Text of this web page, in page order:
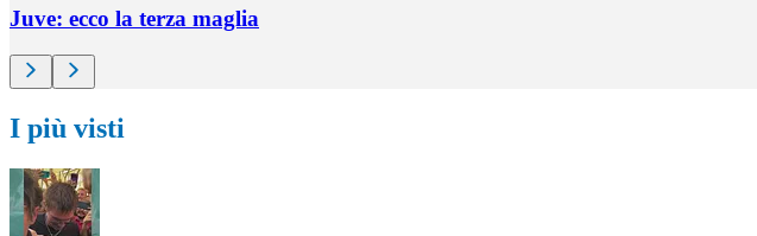
Juve: ecco la terza maglia
I più visti